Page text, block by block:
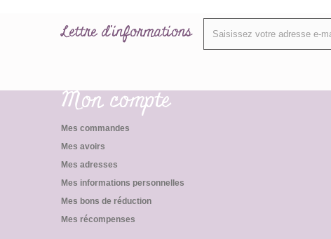
Lettre d'informations
Mon compte
Mes commandes
Mes avoirs
Mes adresses
Mes informations personnelles
Mes bons de réduction
Mes récompenses